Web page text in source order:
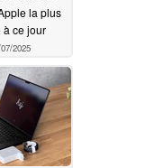
la plus
à ce jour
2025